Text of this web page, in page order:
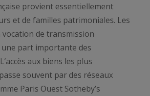
provient essentiellement
et de familles patrimoniales. Les
vocation de transmission
part importante des
aux biens les plus
souvent par des réseaux
Paris Ouest Sotheby’s